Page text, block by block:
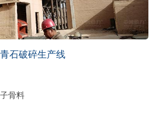
石破碎生产线
骨料